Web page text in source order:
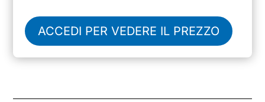
ACCEDI PER VEDERE IL PREZZO